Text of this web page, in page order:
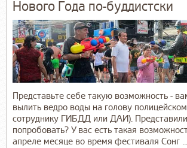
Нового Года по-буддистски
Представьте себе такую возможность -
вылить ведро воды на голову
сотруднику ГИБДД или ДАИ).
попробовать? У вас есть такая
апреле месяце во время фестиваля Сонг ...